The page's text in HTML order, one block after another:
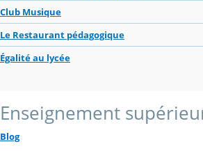
Club Musique
Le Restaurant pédagogique
Égalité au lycée
Enseignement
Blog